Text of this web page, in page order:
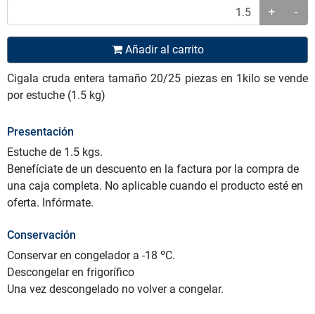
+ -
Añadir al carrito
Cigala cruda entera tamaño 20/25 piezas en 1kilo se vende
por estuche (1.5 kg)
Presentación
Estuche de 1.5 kgs.
Benefíciate de un descuento en la factura por la compra de
una caja completa. No aplicable cuando el producto esté en
oferta. Infórmate.
Conservación
Conservar en congelador a -18 ºC.
Descongelar en frigorífico
Una vez descongelado no volver a congelar.